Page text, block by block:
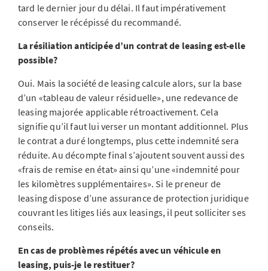
tard le dernier jour du délai. Il faut impérativement
conserver le récépissé du recommandé.
La résiliation anticipée d’un contrat de leasing est-elle
possible?
Oui. Mais la société de leasing calcule alors, sur la base
d’un «tableau de valeur résiduelle», une redevance de
leasing majorée applicable rétroactivement. Cela
signifie qu’il faut lui verser un montant additionnel. Plus
le contrat a duré longtemps, plus cette indemnité sera
réduite. Au décompte final s’ajoutent souvent aussi des
«frais de remise en état» ainsi qu’une «indemnité pour
les kilomètres supplémentaires». Si le preneur de
leasing dispose d’une assurance de protection juridique
couvrant les litiges liés aux leasings, il peut solliciter ses
conseils.
En cas de problèmes répétés avec un véhicule en
leasing, puis-je le restituer?